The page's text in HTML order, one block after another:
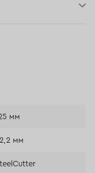
переказ)
мм
мм